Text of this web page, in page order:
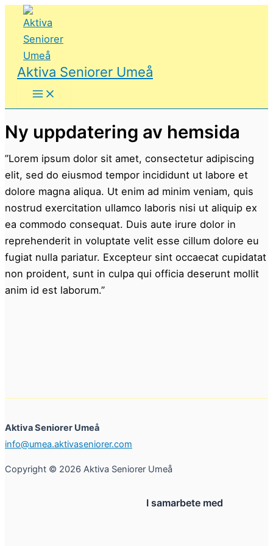
Hoppa
innehåll
Aktiva Seniorer Umeå
Ny uppdatering av hemsida
”Lorem ipsum dolor sit amet, consectetur adipiscing
elit, sed do eiusmod tempor incididunt ut labore et
dolore magna aliqua. Ut enim ad minim veniam, quis
nostrud exercitation ullamco laboris nisi ut aliquip ex
ea commodo consequat. Duis aute irure dolor in
reprehenderit in voluptate velit esse cillum dolore eu
fugiat nulla pariatur. Excepteur sint occaecat cupidatat
non proident, sunt in culpa qui officia deserunt mollit
anim id est laborum.”
Aktiva Seniorer Umeå
info@umea.aktivaseniorer.com
Copyright © 2026 Aktiva Seniorer Umeå
I samarbete med